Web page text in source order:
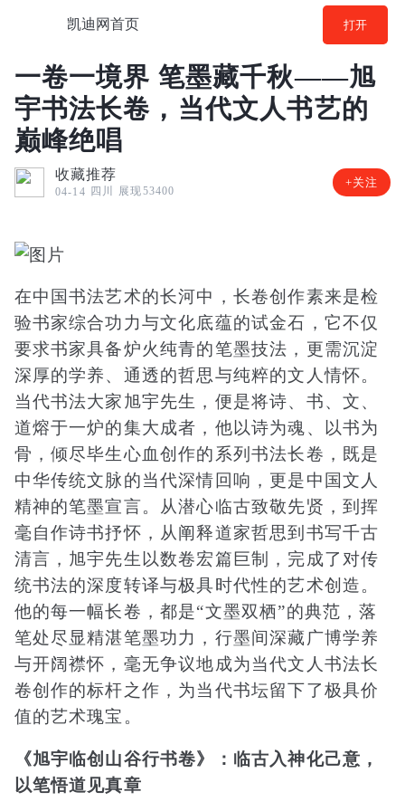
凯迪网首页 打开
一卷一境界 笔墨藏千秋——旭
宇书法长卷，当代文人书艺的
巅峰绝唱
收藏推荐
04-14 四川 展现53400
+关注
在中国书法艺术的长河中，长卷创作素来是检
验书家综合功力与文化底蕴的试金石，它不仅
要求书家具备炉火纯青的笔墨技法，更需沉淀
深厚的学养、通透的哲思与纯粹的文人情怀。
当代书法大家旭宇先生，便是将诗、书、文、
道熔于一炉的集大成者，他以诗为魂、以书为
骨，倾尽毕生心血创作的系列书法长卷，既是
中华传统文脉的当代深情回响，更是中国文人
精神的笔墨宣言。从潜心临古致敬先贤，到挥
毫自作诗书抒怀，从阐释道家哲思到书写千古
清言，旭宇先生以数卷宏篇巨制，完成了对传
统书法的深度转译与极具时代性的艺术创造。
他的每一幅长卷，都是“文墨双栖”的典范，落
笔处尽显精湛笔墨功力，行墨间深藏广博学养
与开阔襟怀，毫无争议地成为当代文人书法长
卷创作的标杆之作，为当代书坛留下了极具价
值的艺术瑰宝。
《旭宇临创山谷行书卷》：临古入神化己意，
以笔悟道见真章